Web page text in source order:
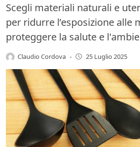
Scegli materiali naturali e
per ridurre l’esposizione alle
proteggere la salute e
Claudio Cordova - 25 Luglio 2025